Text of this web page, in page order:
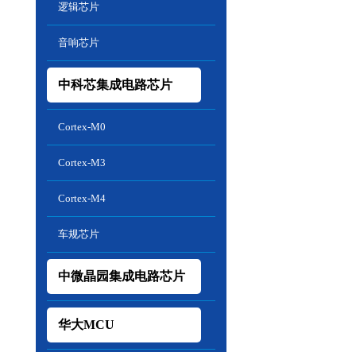
逻辑芯片
音响芯片
中科芯集成电路芯片
Cortex-M0
Cortex-M3
Cortex-M4
车规芯片
中微晶园集成电路芯片
华大MCU